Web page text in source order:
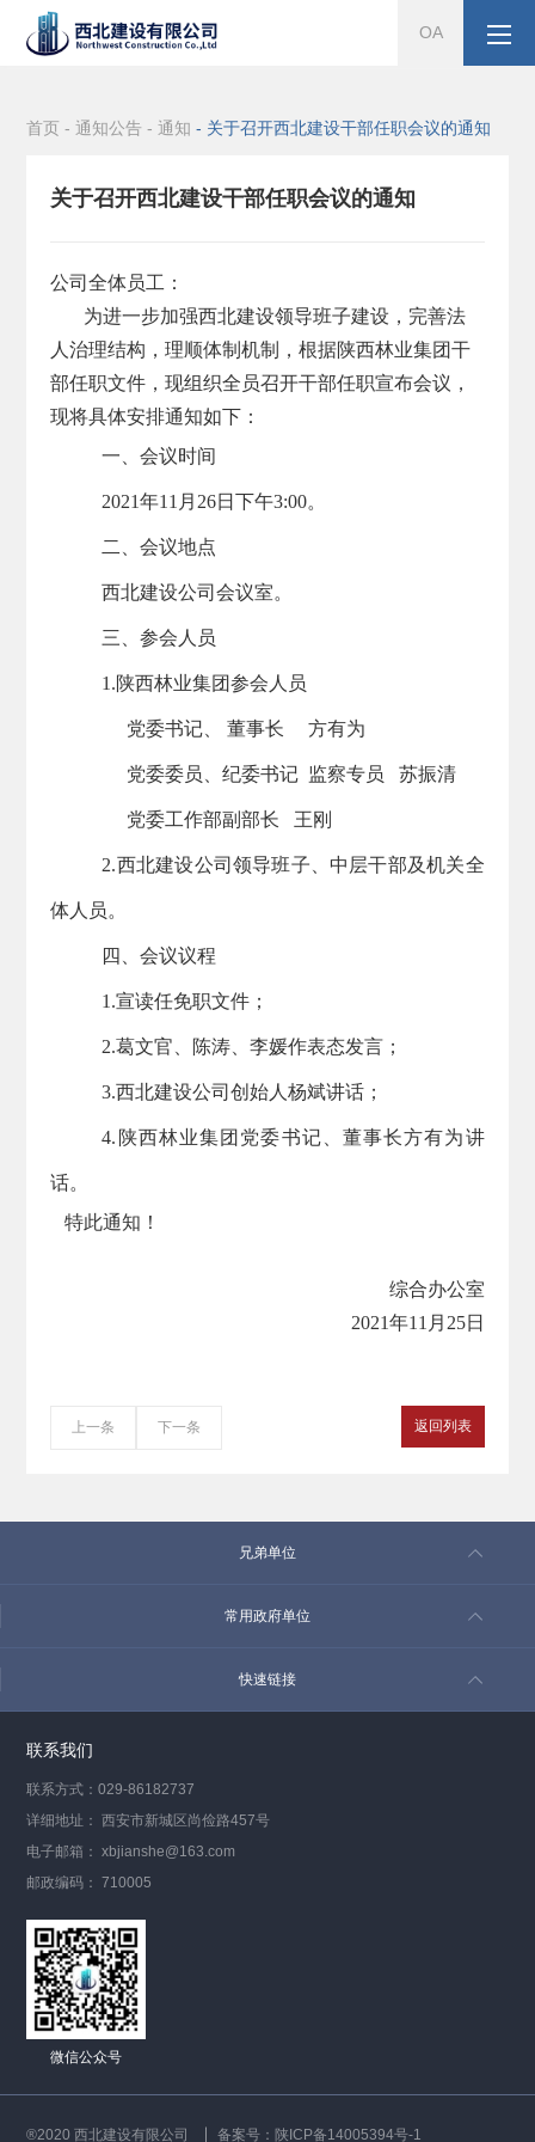
OA
首页 -通知公告 - 通知 - 关于召开西北建设干部任职会议的通知
关于召开西北建设干部任职会议的通知
公司全体员工：
为进一步加强西北建设领导班子建设， 完善法
人治理结构，理顺体制机制，根据陕西林业集团干
部任职文件，现组织全员召开干部任职宣布会议，
现将具体安排通知如下：
一、会议时间
2021年11月26日下午3:00。
二、会议地点
西北建设公司会议室。
三、参会人员
1.陕西林业集团参会人员
党委书记、 董事长 方有为
党委委员、纪委书记 监察专员 苏振清
党委工作部副部长 王刚
2.西北建设公司领导班子、中层干部及机关全
体人员。
四、会议议程
1.宣读任免职文件；
2.葛文官、陈涛、李媛作表态发言；
3.西北建设公司创始人杨斌讲话；
4.陕西林业集团党委书记、董事长方有为讲
话。
特此通知！
综合办公室
2021年11月25日
上一条 下一条 返回列表
兄弟单位
常用政府单位
快速链接
联系我们
联系方式：029-86182737
详细地址： 西安市新城区尚俭路457号
电子邮箱： xbjianshe@163.com
邮政编码： 710005
微信公众号
®2020 西北建设有限公司 备案号：陕ICP备14005394号-1